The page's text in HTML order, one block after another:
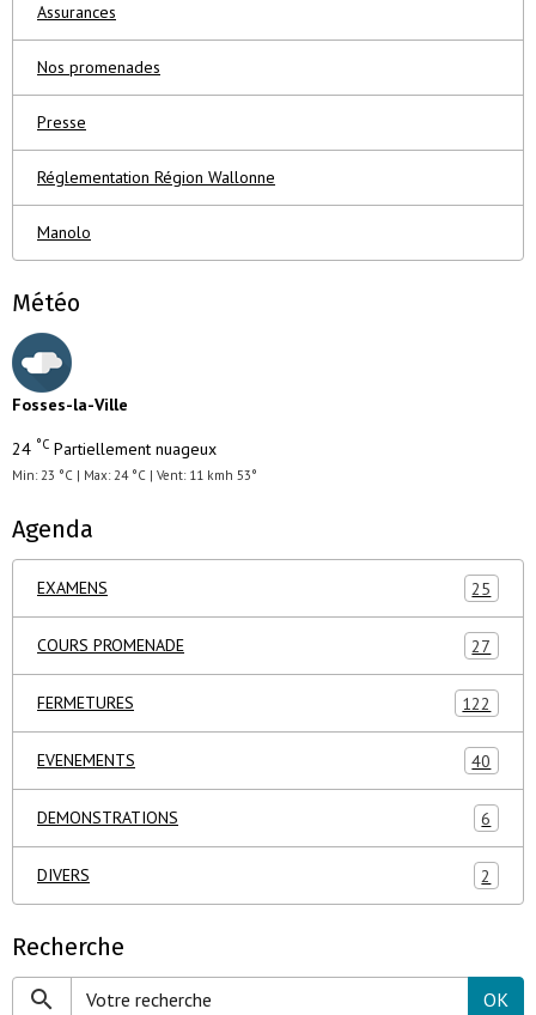
Assurances
Nos promenades
Presse
Réglementation Région Wallonne
Manolo
Météo
Fosses-la-Ville
24 °C Partiellement nuageux
Min: 23 °C | Max: 24 °C | Vent: 11 kmh 53°
Agenda
EXAMENS 25
COURS PROMENADE 27
FERMETURES 122
EVENEMENTS 40
DEMONSTRATIONS 6
DIVERS 2
Recherche
OK